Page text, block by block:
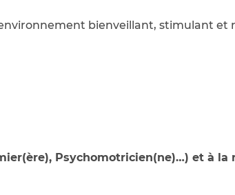
bienveillant, stimulant et
Psychomotricien(ne)…) et à la